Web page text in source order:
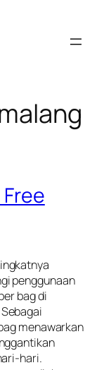
penggunaan
bag di
menawarkan
hari.